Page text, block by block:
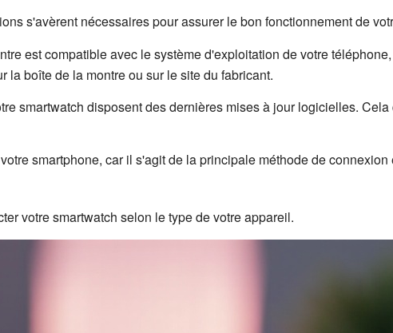
s'avèrent nécessaires pour assurer le bon fonctionnement de
est compatible avec le système d'exploitation de votre
la boîte de la montre ou sur le site du fabricant.
smartwatch disposent des dernières mises à jour logicielles.
smartphone, car il s'agit de la principale méthode de connexion
votre smartwatch selon le type de votre appareil.